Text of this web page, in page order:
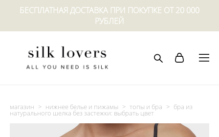
БЕСПЛАТНАЯ ДОСТАВКА ПРИ ПОКУПКЕ ОТ 20 000
РУБЛЕЙ
магазин > нижнее белье и пижамы > топы и бра > бра из
натурального шелка без застежки: выбрать цвет